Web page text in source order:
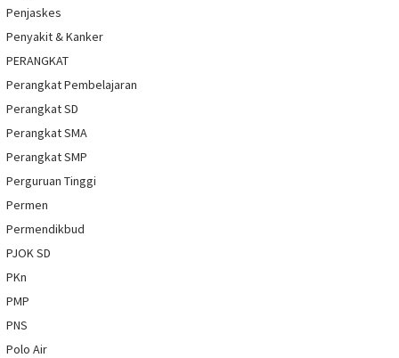
Penjaskes
Penyakit & Kanker
PERANGKAT
Perangkat Pembelajaran
Perangkat SD
Perangkat SMA
Perangkat SMP
Perguruan Tinggi
Permen
Permendikbud
PJOK SD
PKn
PMP
PNS
Polo Air